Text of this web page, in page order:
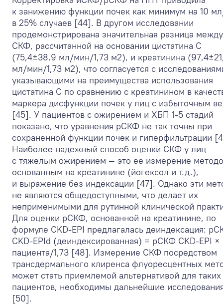
к занижению функции почек как минимум на 10
в 25% случаев [44]. В другом исследовании
продемонстрирована значительная разница между
СКФ, рассчитанной на основании цистатина C
(75,4±38,9 мл/мин/1,73 м2), и креатинина
мл/мин/1,73 м2), что согласуется с
указывающими на преимущества использования
цистатина C по сравнению с креатинином в
маркера дисфункции почек у лиц с избыточным
[45]. У пациентов с ожирением и ХБП 1-5 стадий
показано, что уравнения рСКФ не так точны при
сохраненной функции почек и гиперфильтрации
Наиболее надежный способ оценки СКФ у лиц
с тяжелым ожирением — это ее измерение
основанным на креатинине (йогексол и т.д.),
и выражение без индексации [47]. Однако эти
не являются общедоступными, что делает их
неприменимыми для рутинной клинической
Для оценки рСКФ, основанной на креатинине, по
формуле CKD-EPI предлагалась деиндексация:
CKD-EPId (деиндексированная) = рСКФ CKD-EPI
пациента/1,73 [48]. Измерение СКФ посредством
трансдермального клиренса флуоресцентных
может стать приемлемой альтернативой для таких
пациентов, необходимы дальнейшие
[50].